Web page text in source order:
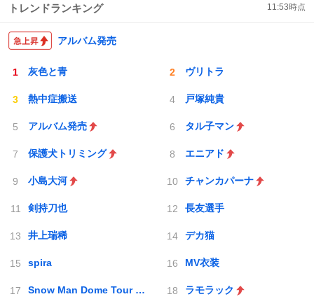
トレンドランキング 11:53時点
アルバム発売
灰色と青 ヴリトラ
熱中症搬送 戸塚純貴
アルバム発売 タル子マン
保護犬トリミング エニアド
小島大河 チャンカパーナ
剣持刀也 長友選手
井上瑞稀 デカ猫
spira MV衣装
Snow Man Dome Tour 2025-2026 ON ラモラック